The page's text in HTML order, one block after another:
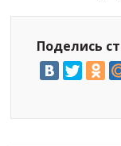
Поделись